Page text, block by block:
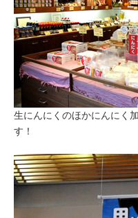
生にんにくのほかにんにく
す！